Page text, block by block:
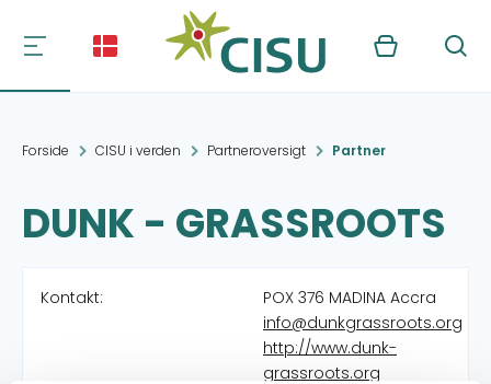
Kurv Søg
Forside CISU i verden Partneroversigt Partner
DUNK - GRASSROOTS
Kontakt:
POX 376 MADINA Accra
info@dunkgrassroots.org
http://www.dunk-
grassroots.org